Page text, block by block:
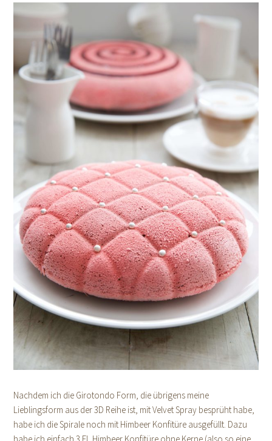
Nachdem ich die Girotondo Form, die übrigens meine
Lieblingsform aus der 3D Reihe ist, mit Velvet Spray besprüht habe,
habe ich die Spirale noch mit Himbeer Konfitüre ausgefüllt. Dazu
habe ich einfach 3 EL Himbeer Konfitüre ohne Kerne (also so eine